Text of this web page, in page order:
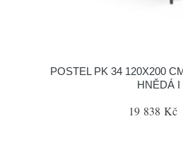
POSTEL PK 34 120X200
HNĚDÁ I
19 838 Kč